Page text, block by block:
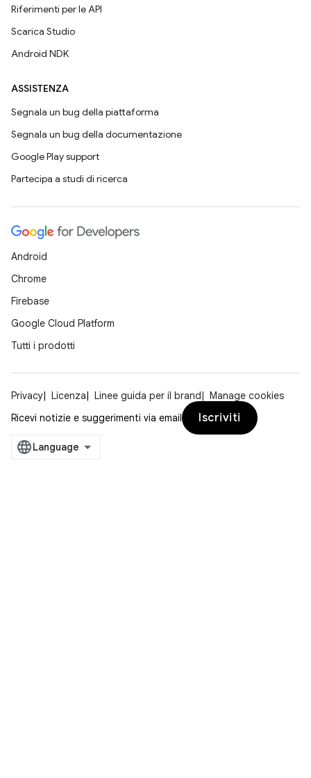
Riferimenti per le API
Scarica Studio
Android NDK
ASSISTENZA
Segnala un bug della piattaforma
Segnala un bug della documentazione
Google Play support
Partecipa a studi di ricerca
Android
Chrome
Firebase
Google Cloud Platform
Tutti i prodotti
Privacy Licenza Linee guida per il brand
Manage cookies
Ricevi notizie e suggerimenti via email
Iscriviti